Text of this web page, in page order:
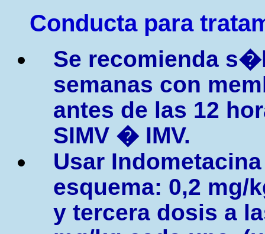
Conducta para
Se recomienda
semanas con
antes de las 12
SIMV � IMV.
Usar
esquema: 0,2 mg/
y tercera dosis a